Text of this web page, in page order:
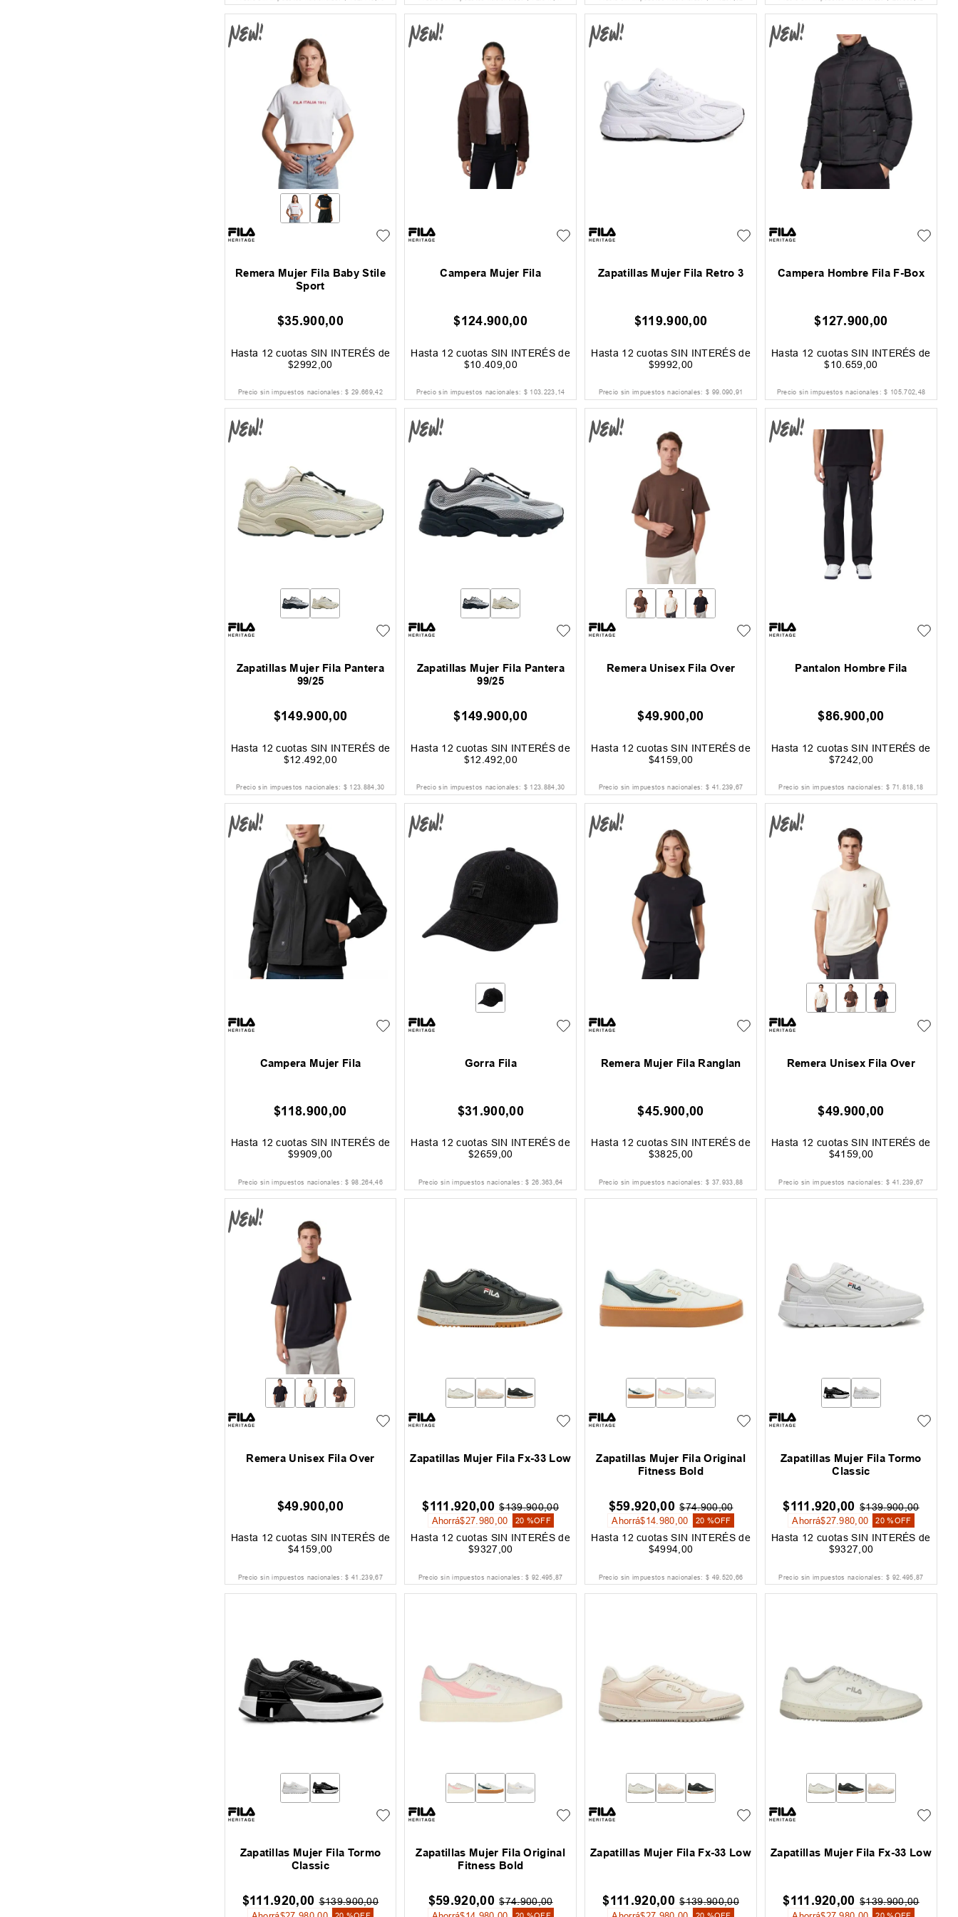
Remera Mujer Fila Baby Stile
Sport
$35.900,00
Hasta 12 cuotas SIN INTERÉS de
$2992 ,00
Precio sin impuestos nacionales:$ 29.669,42
Campera Mujer Fila
$124.900,00
Hasta 12 cuotas SIN INTERÉS de
$10 409,00
Precio sin impuestos nacionales: $ 103.223,14
Zapatillas Mujer Fila Retro 3
$119.900,00
Hasta 12 cuotas SIN INTERÉS de
$9992 00
Precio sin impuestos nacionales:$ 99.090,91
Campera Hombre Fila F-Box
$127.900,00
Hasta 12 cuotas SIN INTERÉS de
$10 659 00
Precio sin impuestos nacionales:$ 105.702,48
Zapatillas Mujer Fila Pantera
99/25
$149.900,00
Hasta 12 cuotas SIN INTERÉS de
$12 .492 ,00
Precio sin impuestos nacionales: $ 123.884,30
Zapatillas Mujer Fila Pantera
99/25
$149.900,00
Hasta 12 cuotas SIN INTERÉS de
$12 492 ,00
Precio sin impuestos nacionales: $ 123.884,30
Remera Unisex Fila Over
$49.900,00
Hasta 12 cuotas SIN INTERÉS de
$4159 00
Precio sin impuestos nacionales:$ 41.239,67
Pantalon Hombre Fila
$86.900,00
Hasta 12 cuotas SIN INTERÉS de
$7242 00
Precio sin impuestos nacionales: $ 71.818,18
Campera Mujer Fila
$118.900,00
Hasta 12 cuotas SIN INTERÉS de
$9909,00
Precio sin impuestos nacionales:$ 98.264,46
Gorra Fila
$31 .900,00
Hasta 12 cuotas SIN INTERÉS de
$2659,00
Precio sin impuestos nacionales:$ 26.363,64
Remera Mujer Fila Ranglan
$45.900,00
Hasta 12 cuotas SIN INTERÉS de
$3825,00
Precio sin impuestos nacionales:$ 37.933,88
Remera Unisex Fila Over
$49.900,00
Hasta 12 cuotas SIN INTERÉS de
$4159,00
Precio sin impuestos nacionales: $ 41.239,67
Remera Unisex Fila Over
$49.900,00
Hasta 12 cuotas SIN INTERÉS de
$4159 ,00
Precio sin impuestos nacionales:$ 41 .239,67
Zapatillas Mujer Fila Fx-33 Low
$111 .920,00 $139.900,00
Ahorrá$27 980 ,00 20 %OFF
Hasta 12 cuotas SIN INTERÉS de
$9327 00
Precio sin impuestos nacionales:$ 92.495,87
Zapatillas Mujer Fila Original
Fitness Bold
$59.920,00 $74.900,00
Ahorrá$14 980 00 20 %OFF
Hasta 12 cuotas SIN INTERÉS de
$4994 00
Precio sin impuestos nacionales:$ 49.520,66
Zapatillas Mujer Fila Tormo
Classic
$111 .920,00 $139.900,00
Ahorrá$27 .980 00 20 %OFF
Hasta 12 cuotas SIN INTERÉS de
$9327 00
Precio sin impuestos nacionales: $ 92.495,87
Zapatillas Mujer Fila Tormo
Classic
$111.920,00 $139.900,00
Zapatillas Mujer Fila Original
Fitness Bold
$59.920,00 $74.900,00
Zapatillas Mujer Fila Fx-33 Low
$111 .920,00 $139.900,00
Zapatillas Mujer Fila Fx-33 Low
$111 .920,00 $139.900,00